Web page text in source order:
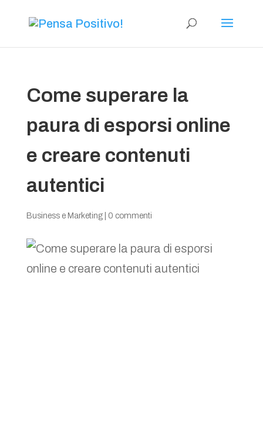
Come superare la
paura di esporsi online
e creare contenuti
autentici
Business e Marketing| 0 commenti